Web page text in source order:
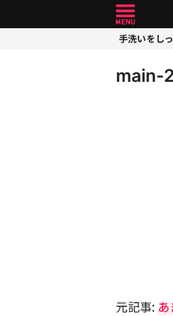
手洗いをし
main-
元記事: